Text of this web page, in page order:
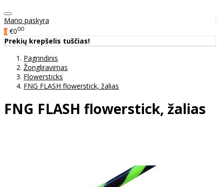
Mano paskyra
0 €000
Prekių krepšelis tuščias!
Pagrindinis
Žongliravimas
Flowersticks
FNG FLASH flowerstick, žalias
FNG FLASH flowerstick, žalias